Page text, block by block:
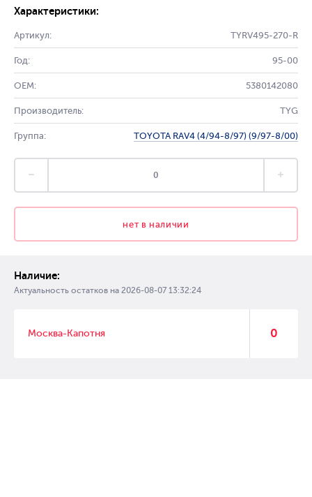
Характеристики:
Артикул: TYRV495-270-R
Год: 95-00
OEM: 5380142080
Производитель: TYG
Группа: TOYOTA RAV4 (4/94-8/97) (9/97-8/00)
нет в наличии
Наличие:
Актуальность остатков на 2026-08-07 13:32:24
Москва-Капотня 0